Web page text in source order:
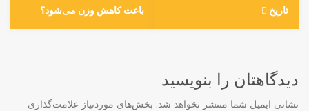
باعث کاهش وزن می‌شود؟
تاریخ
دیدگاهتان را بنویسید
نشانی ایمیل شما منتشر نخواهد شد. بخش‌های موردنیاز علامت‌گذاری